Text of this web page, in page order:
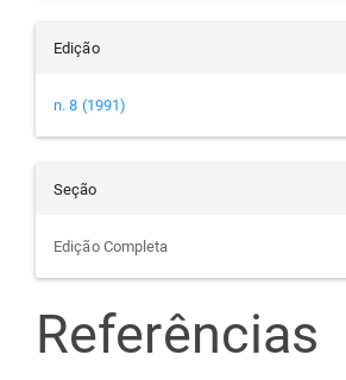
Edição
n. 8 (1991)
Seção
Edição Completa
Referências